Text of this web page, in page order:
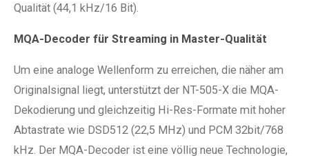
Qualität (44,1 kHz/16 Bit).
MQA-Decoder für Streaming in Master-Qualität
Um eine analoge Wellenform zu erreichen, die näher am
Originalsignal liegt, unterstützt der NT-505-X die MQA-
Dekodierung und gleichzeitig Hi-Res-Formate mit hoher
Abtastrate wie DSD512 (22,5 MHz) und PCM 32bit/768
kHz. Der MQA-Decoder ist eine völlig neue Technologie,